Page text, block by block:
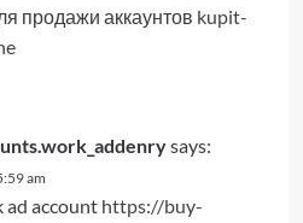
продажи аккаунтов kupit-
says:
am
ad account https://buy-